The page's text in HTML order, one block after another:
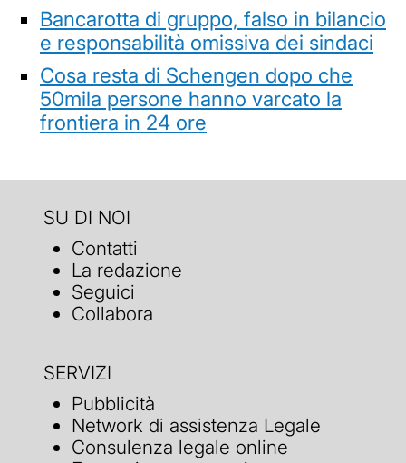
Bancarotta di gruppo, falso in bilancio
e responsabilità omissiva dei sindaci
Cosa resta di Schengen dopo che
50mila persone hanno varcato la
frontiera in 24 ore
SU DI NOI
Contatti
La redazione
Seguici
Collabora
SERVIZI
Pubblicità
Network di assistenza Legale
Consulenza legale online